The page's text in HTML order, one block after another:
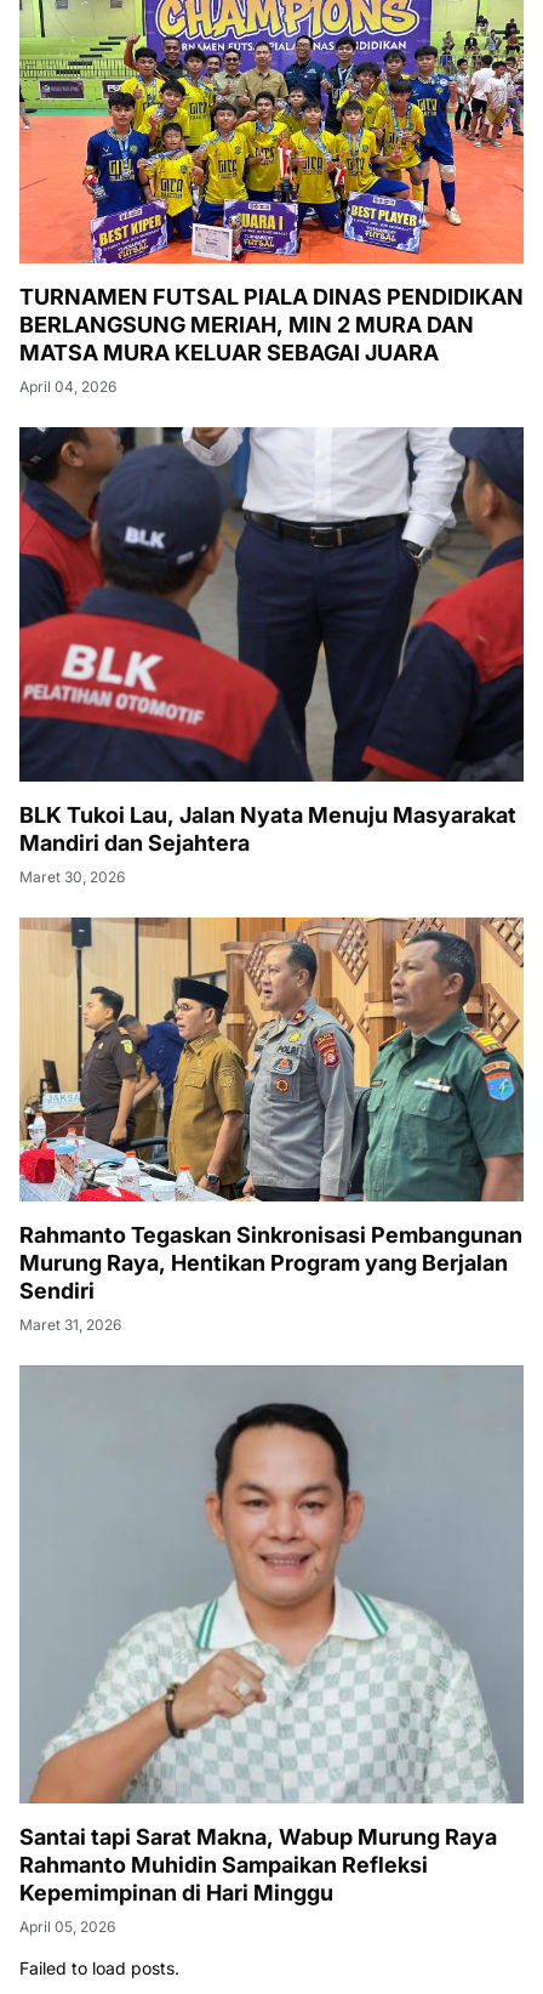
TURNAMEN FUTSAL PIALA DINAS PENDIDIKAN
BERLANGSUNG MERIAH, MIN 2 MURA DAN
MATSA MURA KELUAR SEBAGAI JUARA
April 04, 2026
BLK Tukoi Lau, Jalan Nyata Menuju Masyarakat
Mandiri dan Sejahtera
Maret 30, 2026
Rahmanto Tegaskan Sinkronisasi Pembangunan
Murung Raya, Hentikan Program yang Berjalan
Sendiri
Maret 31, 2026
Santai tapi Sarat Makna, Wabup Murung Raya
Rahmanto Muhidin Sampaikan Refleksi
Kepemimpinan di Hari Minggu
April 05, 2026
Failed to load posts.